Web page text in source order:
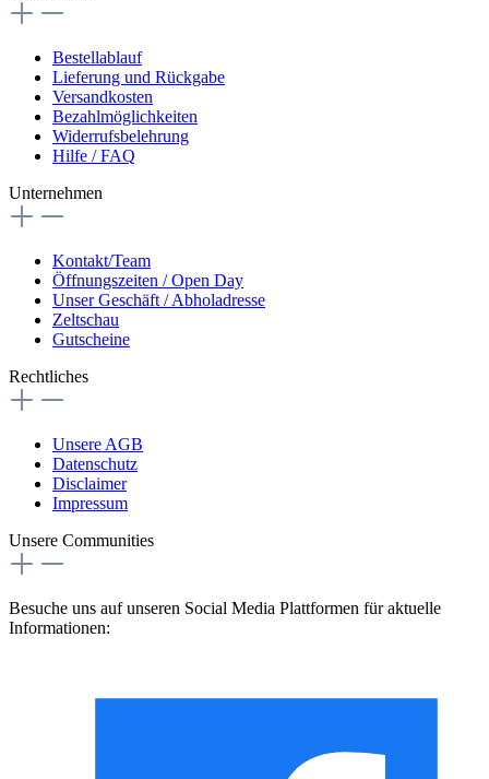
Bestellablauf
Lieferung und Rückgabe
Versandkosten
Bezahlmöglichkeiten
Widerrufsbelehrung
Hilfe / FAQ
Unternehmen
Kontakt/Team
Öffnungszeiten / Open Day
Unser Geschäft / Abholadresse
Zeltschau
Gutscheine
Rechtliches
Unsere AGB
Datenschutz
Disclaimer
Impressum
Unsere Communities
Besuche uns auf unseren Social Media Plattformen für aktuelle
Informationen: